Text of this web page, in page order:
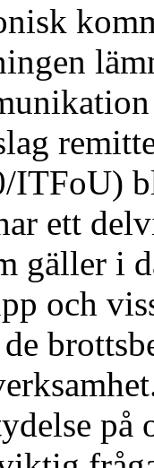
ITFoU)
ett
gäller i
och
på